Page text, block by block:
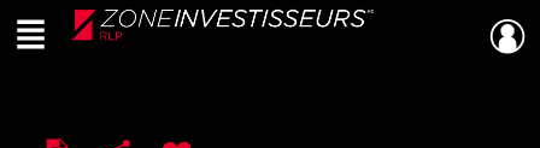
Live
En Direct
Menu